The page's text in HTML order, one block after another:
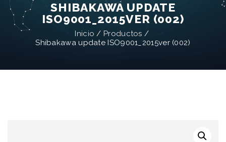
SHIBAKAWA UPDATE
ISO9001_2015VER (002)
Inicio / Productos /
Shibakawa update ISO9001_2015ver (002)